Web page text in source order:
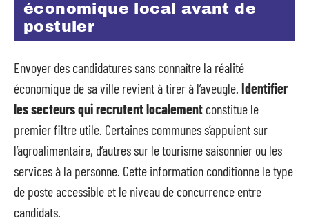
économique local avant de
postuler
Envoyer des candidatures sans connaître la réalité
économique de sa ville revient à tirer à l’aveugle. Identifier
les secteurs qui recrutent localement constitue le
premier filtre utile. Certaines communes s’appuient sur
l’agroalimentaire, d’autres sur le tourisme saisonnier ou les
services à la personne. Cette information conditionne le type
de poste accessible et le niveau de concurrence entre
candidats.